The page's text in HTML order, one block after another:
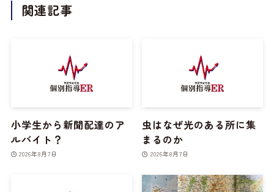
関連記事
小学生から新聞配達のア
ルバイト？
2026年8月7日
虫はなぜ光のある所に集
まるのか
2026年8月7日